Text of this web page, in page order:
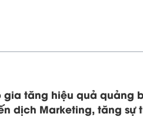
tăng hiệu quả quảng
dịch Marketing, tăng sự